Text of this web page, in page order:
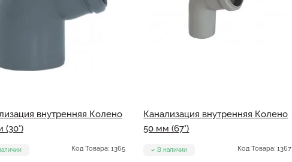
внутренняя Колено
(30°)
Код Товара: 1365
Канализация внутренняя Колено
50 мм (67°)
В наличии Код Товара: 1367